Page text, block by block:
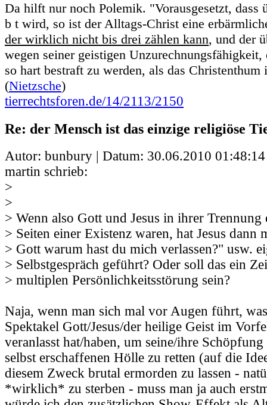
Da hilft nur noch Polemik. "Vorausgesetzt, dass
b t wird, so ist der Alltags-Christ eine
der wirklich nicht bis drei zählen kann, und der
wegen seiner geistigen
so hart bestraft zu werden, als das Christenthum
(Nietzsche)
tierrechtsforen.de/14/2113/2150
Re: der Mensch ist das einzige religiöse
Autor: bunbury | Datum: 30.06.2010 01:48:14
martin schrieb:
>
>
> Wenn also Gott und Jesus in ihrer
> Seiten einer Existenz waren, hat Jesus dann
> Gott warum hast du mich verlassen?" usw.
> Selbstgespräch geführt? Oder soll das ein
> multiplen Persönlichkeitsstörung sein?
Naja, wenn man sich mal vor Augen führt,
Spektakel Gott/Jesus/der heilige Geist im
veranlasst hat/haben, um seine/ihre
selbst erschaffenen Hölle zu retten (auf die
diesem Zweck brutal ermorden zu lassen -
*wirklich* zu sterben - muss man ja auch